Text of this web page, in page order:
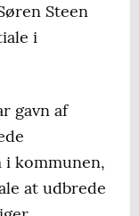
Steen
i
gavn af
i kommunen,
at udbrede